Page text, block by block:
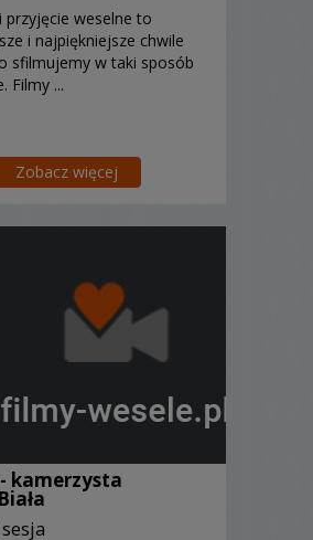
przyjęcie weselne to
i najpiękniejsze chwile
sfilmujemy w taki sposób
Filmy ...
Zobacz więcej
kamerzysta